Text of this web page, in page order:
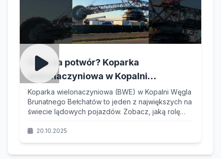
Co to za potwór? Koparka
wielonaczyniowa w Kopalni
Bełchatów – Gigant, który Kształtuje
Krajobraz
Koparka wielonaczyniowa (BWE) w Kopalni Węgla
Brunatnego Bełchatów to jeden z największych na
świecie lądowych pojazdów. Zobacz, jaką rolę
ikoną regionalnego przemysłu.
20.10.2025